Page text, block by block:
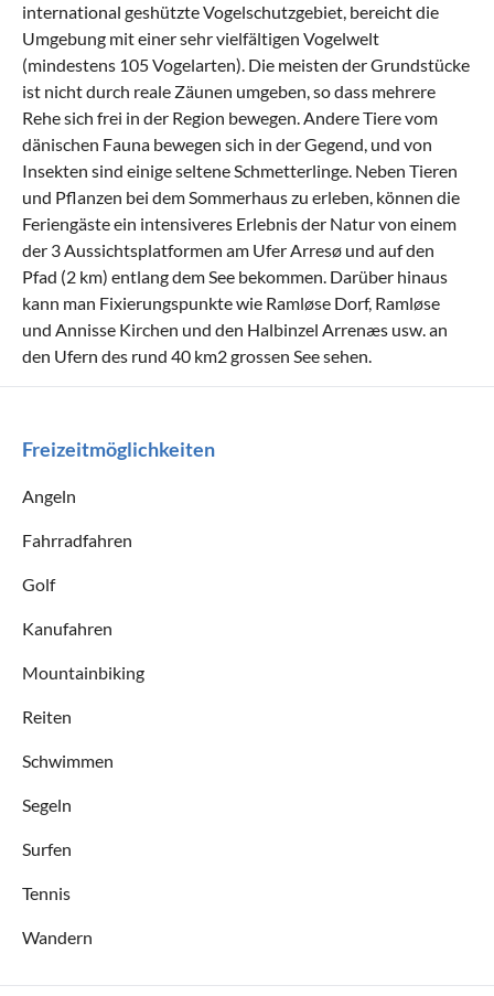
international geshützte Vogelschutzgebiet, bereicht die
Umgebung mit einer sehr vielfältigen Vogelwelt
(mindestens 105 Vogelarten). Die meisten der Grundstücke
ist nicht durch reale Zäunen umgeben, so dass mehrere
Rehe sich frei in der Region bewegen. Andere Tiere vom
dänischen Fauna bewegen sich in der Gegend, und von
Insekten sind einige seltene Schmetterlinge. Neben Tieren
und Pflanzen bei dem Sommerhaus zu erleben, können die
Feriengäste ein intensiveres Erlebnis der Natur von einem
der 3 Aussichtsplatformen am Ufer Arresø und auf den
Pfad (2 km) entlang dem See bekommen. Darüber hinaus
kann man Fixierungspunkte wie Ramløse Dorf, Ramløse
und Annisse Kirchen und den Halbinzel Arrenæs usw. an
den Ufern des rund 40 km2 grossen See sehen.
Freizeitmöglichkeiten
Angeln
Fahrradfahren
Golf
Kanufahren
Mountainbiking
Reiten
Schwimmen
Segeln
Surfen
Tennis
Wandern